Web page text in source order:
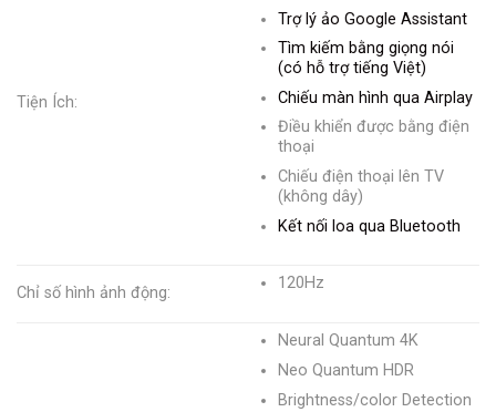
Tiện Ích:
Trợ lý ảo Google Assistant
Tìm kiếm bằng giọng nói
(có hỗ trợ tiếng Việt)
Chiếu màn hình qua Airplay
Điều khiển được bằng điện
thoại
Chiếu điện thoại lên TV
(không dây)
Kết nối loa qua Bluetooth
Chỉ số hình ảnh động:
120Hz
Neural Quantum 4K
Neo Quantum HDR
Brightness/color Detection